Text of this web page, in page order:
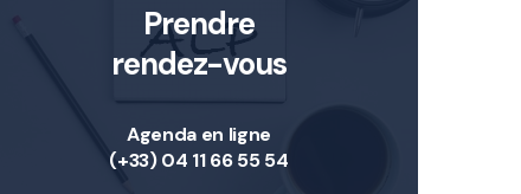
Prendre
rendez-vous
Agenda en ligne
(+33) 04 11 66 55 54